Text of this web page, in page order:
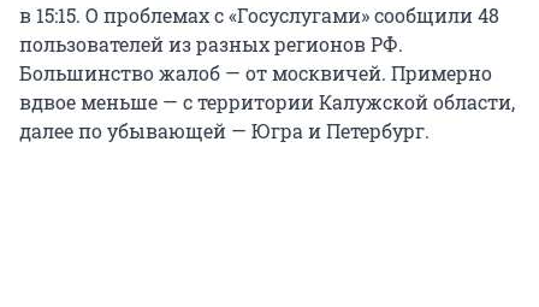
в 15:15. О проблемах с «Госуслугами» сообщили 48
пользователей из разных регионов РФ.
Большинство жалоб — от москвичей. Примерно
вдвое меньше — с территории Калужской области,
далее по убывающей — Югра и Петербург.